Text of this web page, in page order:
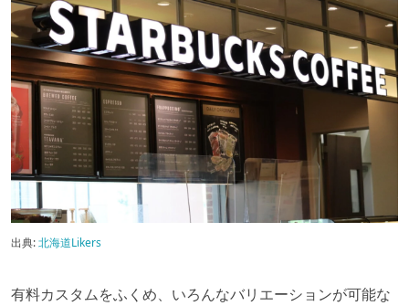
出典:北海道Likers
有料カスタムをふくめ、いろんなバリエーションが可能な